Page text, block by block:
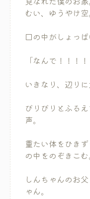
むい、ゆうやけ空
口の中がしょっぱ
「なんで！！！！
いきなり、辺りに
びりびりとふる
声。
重たい体をひき
の中をのぞきこむ
しんちゃんのお
ゃん。